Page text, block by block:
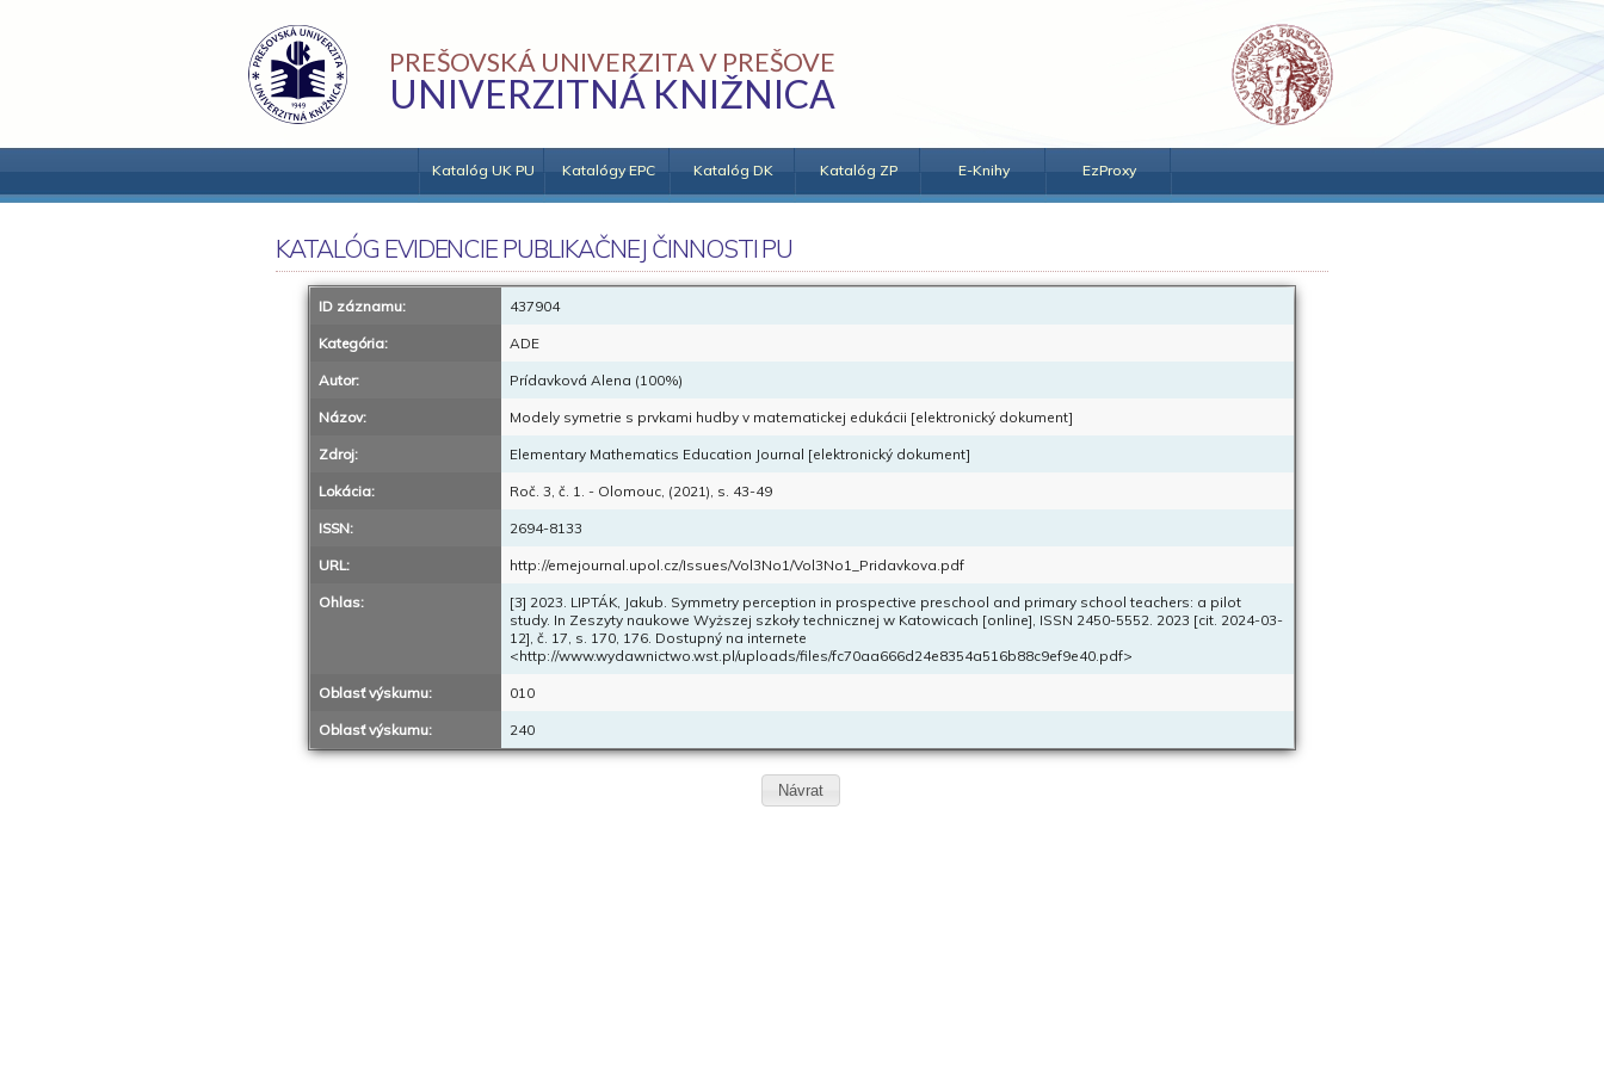
PREŠOVSKÁ UNIVERZITA V PREŠOVE
UNIVERZITNÁ KNIŽNICA
Katalóg UK PU Katalógy EPC Katalóg DK Katalóg ZP E-Knihy EzProxy
KATALÓG EVIDENCIE PUBLIKAČNEJ ČINNOSTI PU
ID záznamu: 437904
Kategória: ADE
Autor: Prídavková Alena (100%)
Názov: Modely symetrie s prvkami hudby v matematickej edukácii [elektronický dokument]
Zdroj: Elementary Mathematics Education Journal [elektronický dokument]
Lokácia: Roč. 3, č. 1. - Olomouc, (2021), s. 43-49
ISSN: 2694-8133
URL: http://emejournal.upol.cz/Issues/Vol3No1/Vol3No1_Pridavkova.pdf
Ohlas:
[3] 2023. LIPTÁK, Jakub. Symmetry perception in prospective preschool and primary school teachers: a pilot
study. In Zeszyty naukowe Wyższej szkoły technicznej w Katowicach [online], ISSN 2450-5552. 2023 [cit. 2024-03-
12], č. 17, s. 170, 176. Dostupný na internete
<http://www.wydawnictwo.wst.pl/uploads/files/fc70aa666d24e8354a516b88c9ef9e40.pdf>
Oblasť výskumu: 010
Oblasť výskumu: 240